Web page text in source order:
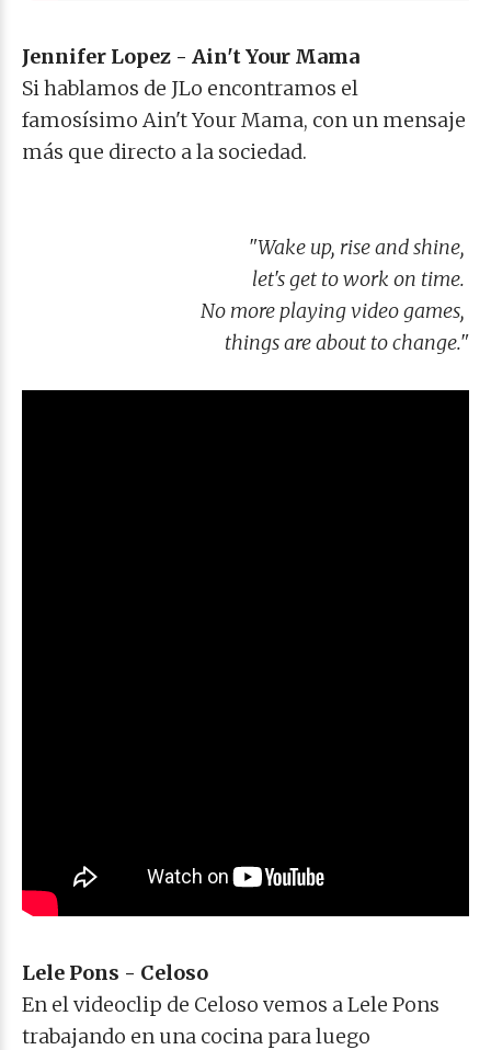
Jennifer Lopez - Ain't Your Mama
Si hablamos de JLo encontramos el
famosísimo Ain't Your Mama, con un mensaje
más que directo a la sociedad.
"Wake up, rise and shine,
let's get to work on time.
No more playing video games,
things are about to change."
Lele Pons - Celoso
En el videoclip de Celoso vemos a Lele Pons
trabajando en una cocina para luego